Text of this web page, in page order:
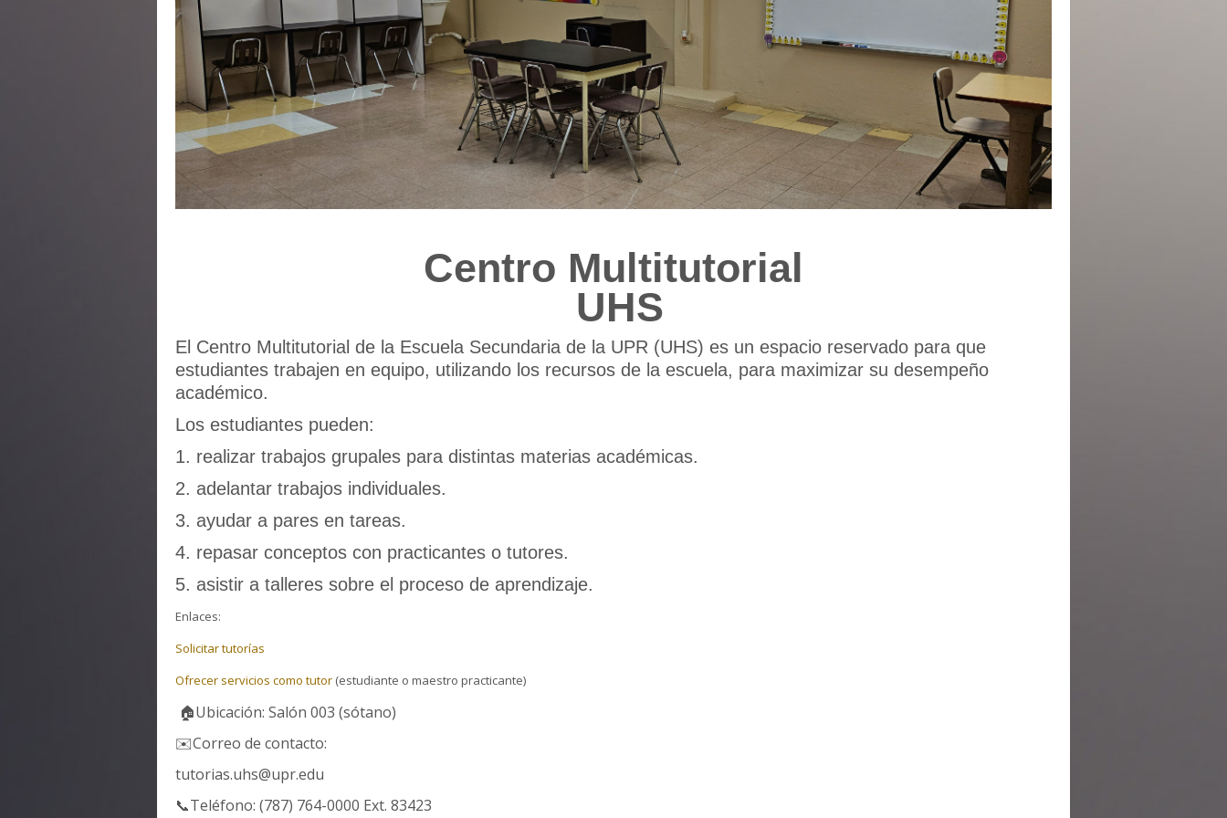
Centro Multitutorial
UHS
El Centro Multitutorial de la Escuela Secundaria de la UPR (UHS) es un espacio reservado para que
estudiantes trabajen en equipo, utilizando los recursos de la escuela, para maximizar su desempeño
académico.
Los estudiantes pueden:
1. realizar trabajos grupales para distintas materias académicas.
2. adelantar trabajos individuales.
3. ayudar a pares en tareas.
4. repasar conceptos con practicantes o tutores.
5. asistir a talleres sobre el proceso de aprendizaje.
Enlaces:
Solicitar tutorías
Ofrecer servicios como tutor (estudiante o maestro practicante)
🏠Ubicación: Salón 003 (sótano)
✉️Correo de contacto:
tutorias.uhs@upr.edu
📞Teléfono: (787) 764-0000 Ext. 83423